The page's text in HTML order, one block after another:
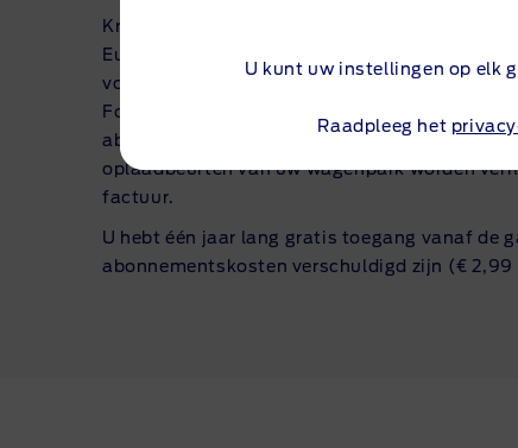
U kunt uw instellingen op elk
Raadpleeg het
Krijg moeiteloos toegang tot meer dan
Europa's grootste openbare laadnetwerken.
voertuigen kunnen betalingen uitvoeren door
FordPass
en klanten met vijf of meer
abonneren op Fleet Public Charging via Digital
oplaadbeurten van uw wagenpark worden
factuur.
U hebt één jaar lang gratis toegang vanaf de
abonnementskosten verschuldigd zijn (€ 2,99